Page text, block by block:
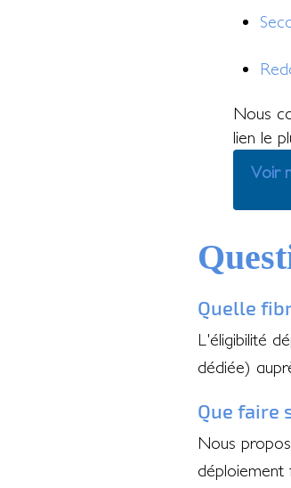
Nous
lien le
Voir
Quelle
L'éligibilité
dédiée)
Que faire
Nous
déploiement